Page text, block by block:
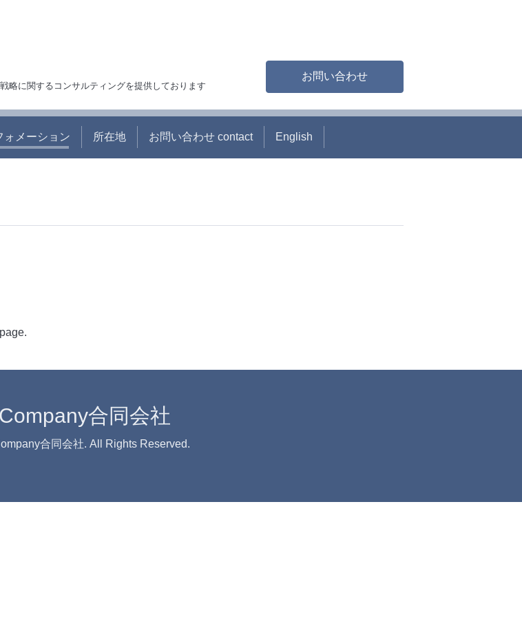
略に関するコンサルティングを提供しております
お問い合わせ
ォメーション 所在地 お問い合わせ contact English
合同会社
合同会社. All Rights Reserved.